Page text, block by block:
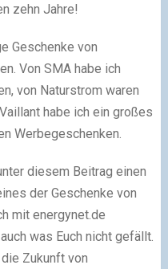
zehn Jahre!
Geschenke von
Von SMA habe ich
von Naturstrom waren
habe ich ein großes
Werbegeschenken.
diesem Beitrag einen
der Geschenke von
mit energynet.de
was Euch nicht gefällt.
Zukunft von